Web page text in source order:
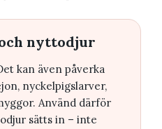
nyttodjur
kan även påverka
nyckelpigslarver,
Använd därför
sätts in – inte